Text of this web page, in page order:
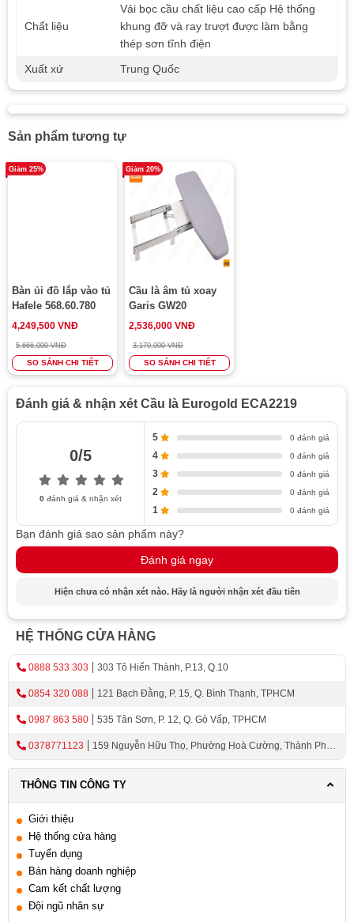
Chất liệu
Vải bọc cầu chất liệu cao cấp Hệ thống
khung đỡ và ray trượt được làm bằng
thép sơn tĩnh điện
Xuất xứ
Trung Quốc
Sản phẩm tương tự
Giảm 25%
Bàn ủi đồ lắp vào tủ
Hafele 568.60.780
4,249,500 VNĐ
5,666,000 VNĐ
SO SÁNH CHI TIẾT
Giảm 20%
Cầu là âm tủ xoay
Garis GW20
2,536,000 VNĐ
3,170,000 VNĐ
SO SÁNH CHI TIẾT
Đánh giá & nhận xét Cầu là Eurogold ECA2219
0/5
0đánh giá & nhận xét
5 0 đánh giá
4 0 đánh giá
3 0 đánh giá
2 0 đánh giá
1 0 đánh giá
Bạn đánh giá sao sản phẩm này?
Đánh giá ngay
Hiện chưa có nhận xét nào. Hãy là người nhận xét đầu tiên
HỆ THỐNG CỬA HÀNG
0888 533 303 303 Tô Hiến Thành, P.13, Q.10
0854 320 088 121 Bạch Đằng, P. 15, Q. Bình Thạnh, TPHCM
0987 863 580 535 Tân Sơn, P. 12, Q. Gò Vấp, TPHCM
0378771123
159 Nguyễn Hữu Thọ, Phường Hoà Cường, Thành Phố
THÔNG TIN CÔNG TY
Giới thiệu
Hệ thống cửa hàng
Tuyển dụng
Bán hàng doanh nghiệp
Cam kết chất lượng
Đội ngũ nhân sự